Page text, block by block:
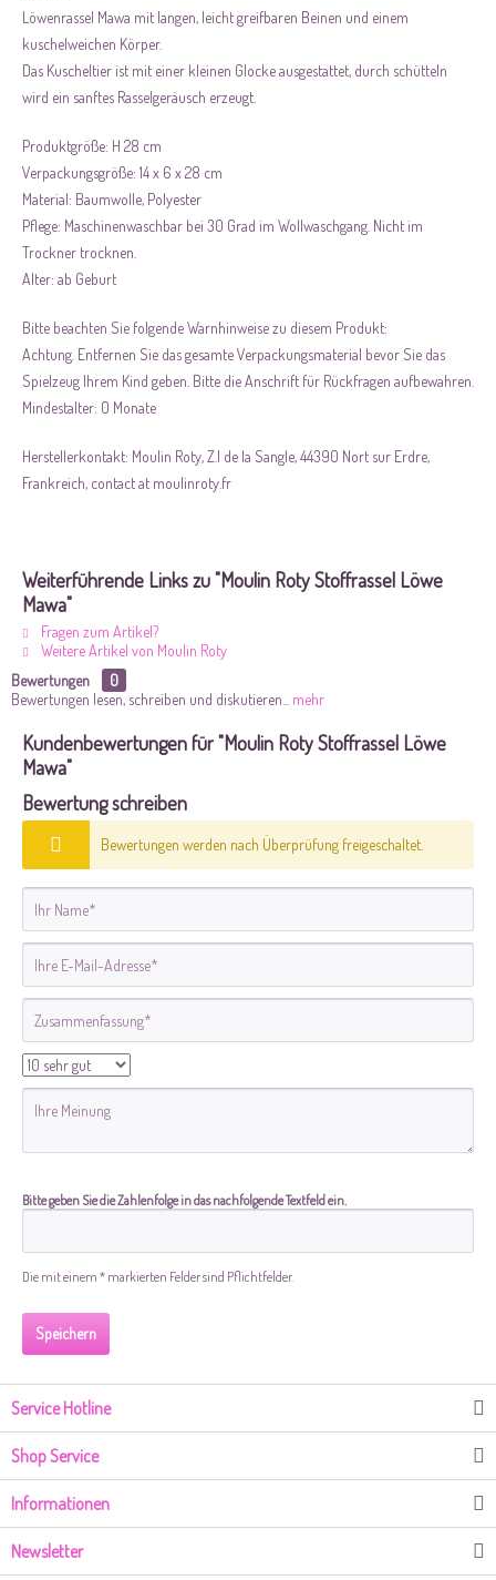
Löwenrassel Mawa mit langen, leicht greifbaren Beinen und einem
kuschelweichen Körper.
Das Kuscheltier ist mit einer kleinen Glocke ausgestattet, durch schütteln
wird ein sanftes Rasselgeräusch erzeugt.
Produktgröße: H 28 cm
Verpackungsgröße: 14 x 6 x 28 cm
Material: Baumwolle, Polyester
Pflege: Maschinenwaschbar bei 30 Grad im Wollwaschgang. Nicht im
Trockner trocknen.
Alter: ab Geburt
Bitte beachten Sie folgende Warnhinweise zu diesem Produkt:
Achtung. Entfernen Sie das gesamte Verpackungsmaterial bevor Sie das
Spielzeug Ihrem Kind geben. Bitte die Anschrift für Rückfragen aufbewahren.
Mindestalter: 0 Monate
Herstellerkontakt: Moulin Roty, Z.I de la Sangle, 44390 Nort sur Erdre,
Frankreich, contact at moulinroty.fr
Weiterführende Links zu "Moulin Roty Stoffrassel Löwe
Mawa"
Fragen zum Artikel?
Weitere Artikel von Moulin Roty
Bewertungen
0
Bewertungen lesen, schreiben und diskutieren...
mehr
Kundenbewertungen für "Moulin Roty Stoffrassel Löwe
Mawa"
Bewertung schreiben
Bewertungen werden nach Überprüfung freigeschaltet.
Bitte geben Sie die Zahlenfolge in das nachfolgende Textfeld ein.
Die mit einem * markierten Felder sind Pflichtfelder.
Speichern
Service Hotline
Shop Service
Informationen
Newsletter